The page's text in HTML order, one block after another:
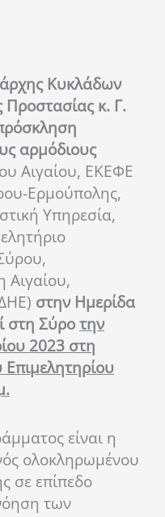
Κυκλάδων
Προστασίας κ. Γ.
αρμόδιους
Αιγαίου, ΕΚΕΦΕ
Ερμούπολης,
Υπηρεσία,
Αιγαίου,
στην Ημερίδα
στη Σύροτην
2023 στη
είναι η
ολοκληρωμένου
σε επίπεδο
των